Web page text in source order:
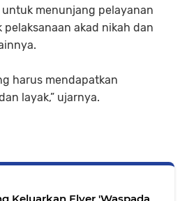
menunjang pelayanan
pelaksanaan akad nikah dan
harus mendapatkan
layak,” ujarnya.